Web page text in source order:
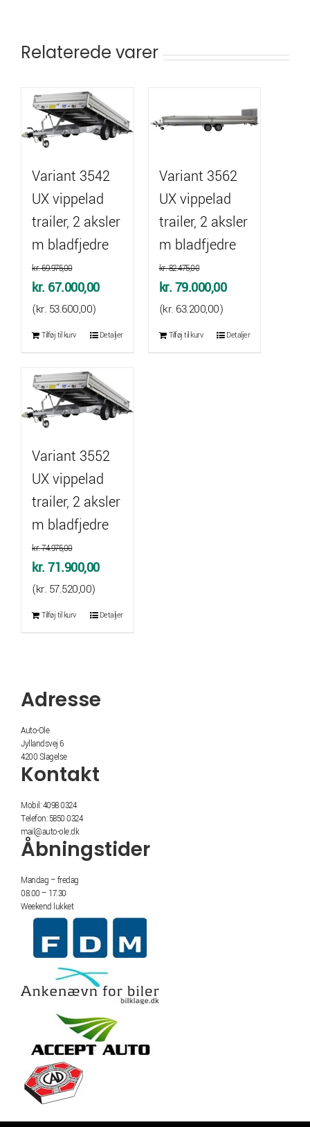
Relaterede varer
Variant 3542
UX vippelad
trailer, 2 aksler
m bladfjedre
kr.69.975,00
Den
oprindelige
pris
kr. 69.975,00.
kr. 67.000,00Den
pris
(kr. 53.600,00)
Tilføj til kurv Detaljer
Variant 3562
UX vippelad
trailer, 2 aksler
m bladfjedre
kr.82.475,00
Den
oprindelige
pris
kr.79.000,00Den
pris
(kr. 63.200,00)
Tilføj til kurv Detaljer
Variant 3552
UX vippelad
trailer, 2 aksler
m bladfjedre
kr.74.975,00
Den
oprindelige
pris
kr.71.900,00Den
pris
(kr. 57.520,00)
Tilføj til kurv Detaljer
Adresse
Auto-Ole
Jyllandsvej 6
4200 Slagelse
Kontakt
Mobil: 4098 0324
Telefon: 5850 0324
mail@auto-ole.dk
Åbningstider
Mandag – fredag
08.00 – 17.30
Weekend lukket